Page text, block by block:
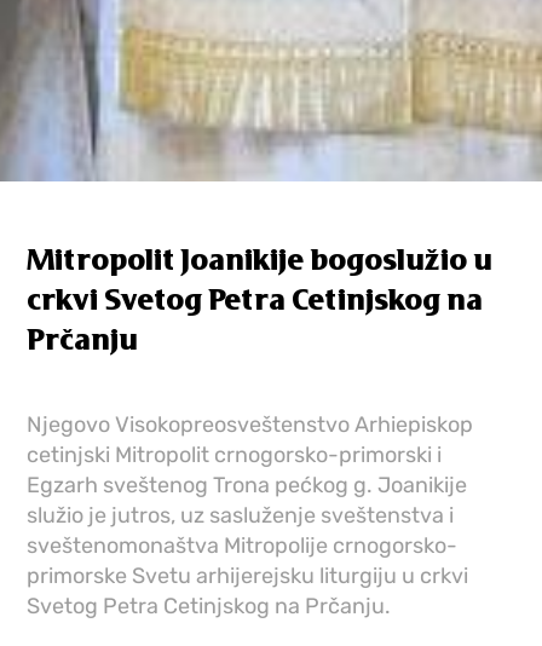
Mitropolit Joanikije bogoslužio u
crkvi Svetog Petra Cetinjskog na
Prčanju
Njegovo Visokopreosveštenstvo Arhiepiskop
cetinjski Mitropolit crnogorsko-primorski i
Egzarh sveštenog Trona pećkog g. Joanikije
služio je jutros, uz sasluženje sveštenstva i
sveštenomonaštva Mitropolije crnogorsko-
primorske Svetu arhijerejsku liturgiju u crkvi
Svetog Petra Cetinjskog na Prčanju.